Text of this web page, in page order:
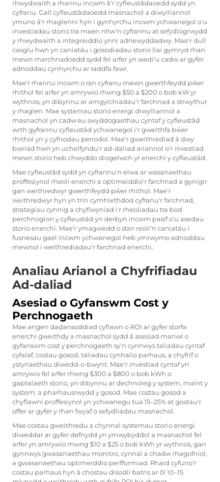
rhwydwaith a rhannu incwm â'r cyfleustâdaoedd sydd yn
cyfranu. Gall cyfleustâdaoedd masnachol a diwylliannol
ymuno â'r rhaglenni hyn i gynhyrchu incwm ychwanegol o'u
investiadau storio tra maen nhw'n cyfrannu at sefydlogrwydd
y rhwydwaith a integreiddio ynni adnewyddadwy. Mae'r dull
casglu hwn yn caniatáu i gosodiadau storio llai gymryd rhan
mewn marchnadoedd sydd fel arfer yn wedi'u cadw ar gyfer
adnoddau cynhyrchu ar raddfa fawr.
Mae'r rhannu incwm o ran cyfranu mewn gwerthfeydd pŵer
rhithol fel arfer yn amrywio rhwng $50 a $200 o bob kW yr
wythnos, yn dibynnu ar amgylchiadau'r farchnad a strwythur
y rhaglen. Mae systemau storio energi diwylliannol a
masnachol yn cadw eu swyddogaethau cyntaf y cyfleustâd
wrth gyfrannu cyfleustâd ychwanegol i'r gwerthfa bŵer
rhithol yn y cyfnodau penodol. Mae'r gweithrediad â dwy
bwriad hwn yn uchelfyndu'r ad-daliad ariannol o'r investiad
mewn storio heb chwyddo diogelwch yr enerchi y cyfleustâd.
Mae cyfleustâd sydd yn cyfrannu'n elwa ar wasanaethau
proffesiynol rheoli enerchi a optimeiddio'r farchnad a gynigir
gan weithredwyr gwerthfeydd pŵer rhithol. Mae'r
weithredwyr hyn yn trin cymhlethdod cyfranu'r farchnad,
strategïau cynnig a chyflwyniad i'r rheoliadau tra bod
perchnogion y cyfleustâd yn derbyn incwm pasif o'u asedau
storio enerchi. Mae'r ymagwedd o dan reoli'n caniatáu i
fusnesau gael incwm ychwanegol heb ymrwymo adnoddau
mewnol i weithrediadau'r farchnad enerchi.
Analiau Arianol a Chyfrifiadau
Ad-daliad
Asesiad o Gyfanswm Cost y
Perchnogaeth
Mae angen dadansoddiad cyflawn o ROI ar gyfer storfa
enerchi gweithdy a masnachol sydd â asesiad manwl o
gyfanswm cost y perchnogaeth sy'n cynnwys taliadau cyntaf
cyfalaf, costau gosod, taliadau cynhalio parhaus, a chyfrif o
ystyriaethau diwedd-o-bwynt. Mae'r investiad cyntaf yn
amrywio fel arfer rhwng $300 a $800 o bob kWh o
gaptalaeth storio, yn dibynnu ar dechnoleg y system, maint y
system, a pharhausrwydd y gosod. Mae costau gosod a
chyflawni proffesiynol yn ychwanegu tua 15–25% at gostau'r
offer ar gyfer y rhan fwyaf o sefydliadau masnachol.
Mae costau gweithredu a chynnal systemau storio energi
diweddar ar gyfer defnydd yn ymwybyddol a masnachol fel
arfer yn amrywio rhwng $10 a $25 o bob kWh yr wythnos, gan
gynnwys gwasanaethau monitro, cynnal a chadw rhagofniol,
a gwasanaethau optimeiddio perfformiad. Rhaid cyfuno'r
costau parhaus hyn â chostau disodli batris ar ôl 10–15